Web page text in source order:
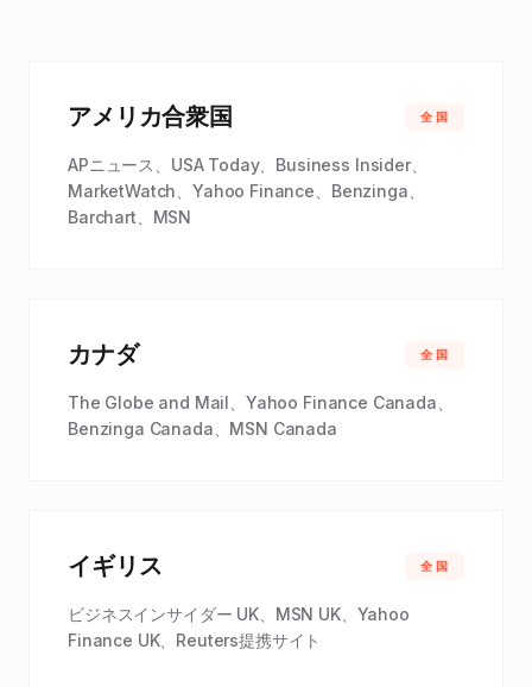
アメリカ合衆国 全国
APニュース、USA Today、Business Insider、
MarketWatch、Yahoo Finance、Benzinga、
Barchart、MSN
カナダ 全国
The Globe and Mail、Yahoo Finance Canada、
Benzinga Canada、MSN Canada
イギリス 全国
ビジネスインサイダー UK、MSN UK、Yahoo
Finance UK、Reuters提携サイト